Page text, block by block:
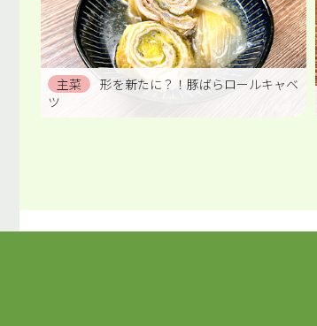
主菜
形を新たに？！豚ばらロールキャベ
ツ